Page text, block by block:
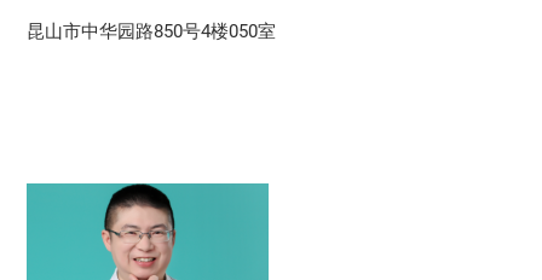
昆山市中华园路850号4楼050室